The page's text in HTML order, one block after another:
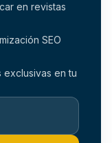
en revistas
SEO
exclusivas en tu